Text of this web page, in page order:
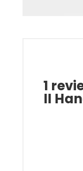
1
II